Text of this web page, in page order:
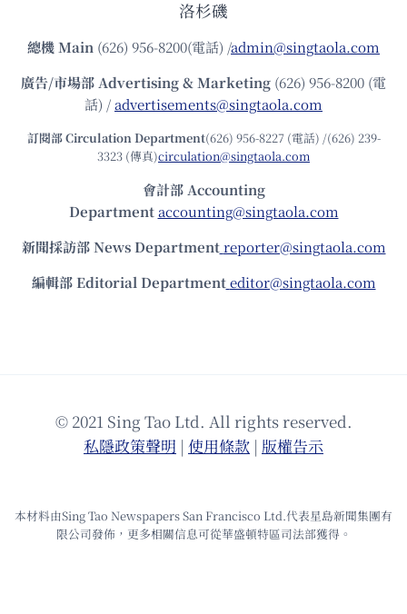
洛杉磯
總機Main (626) 956-8200(電話) /admin@singtaola.com
廣告/市場部Advertising & Marketing (626) 956-8200 (電
話) /advertisements@singtaola.com
訂閱部 Circulation Department(626) 956-8227 (電話) /(626) 239-
3323 (傳真)circulation@singtaola.com
會計部 Accounting
Department accounting@singtaola.com
新聞採訪部 News Department reporter@singtaola.com
編輯部 Editorial Department editor@singtaola.com
© 2021 Sing Tao Ltd. All rights reserved.
私隱政策聲明 | 使⽤條款 | 版權告⽰
本材料由Sing Tao Newspapers San Francisco Ltd.代表星島新聞集團有
限公司發佈，更多相關信息可從華盛頓特區司法部獲得。